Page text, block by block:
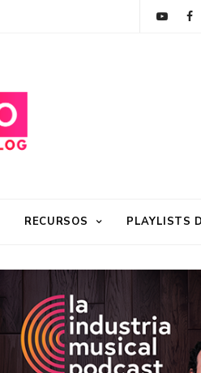
RECURSOS PLAYLISTS